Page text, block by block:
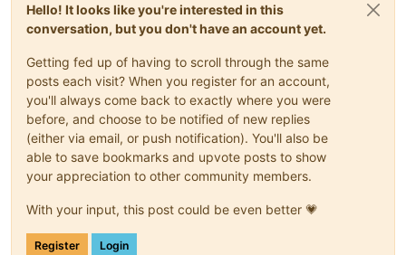
Hello! It looks like you're interested in this
conversation, but you don't have an account yet.
Getting fed up of having to scroll through the same
posts each visit? When you register for an account,
you'll always come back to exactly where you were
before, and choose to be notified of new replies
(either via email, or push notification). You'll also be
able to save bookmarks and upvote posts to show
your appreciation to other community members.
With your input, this post could be even better 💗
Register Login